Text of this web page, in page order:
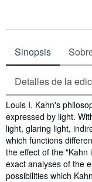
Sinopsis
Detalles de la
Sinopsis
Louis I. Kahn's
expressed by light.
light, glaring light,
which functions
the effect of the
exact analyses of the
possibilities which